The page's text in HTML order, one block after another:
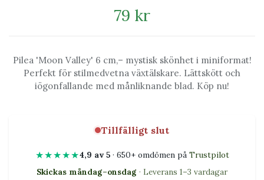
79 kr
Pilea 'Moon Valley' 6 cm,– mystisk skönhet i miniformat!
Perfekt för stilmedvetna växtälskare. Lättskött och
iögonfallande med månliknande blad. Köp nu!
Tillfälligt slut
★★★★★4,9 av 5· 650+ omdömen på Trustpilot
Skickas måndag–onsdag · Leverans 1–3 vardagar